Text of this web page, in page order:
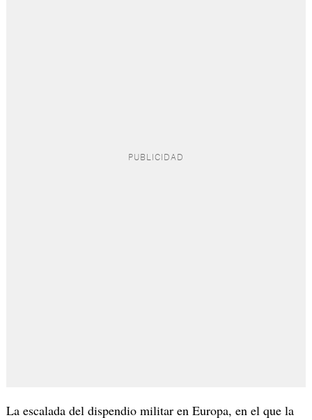
La escalada del dispendio militar en Europa, en el que la